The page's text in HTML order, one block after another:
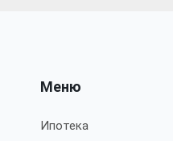
Меню
Ипотека